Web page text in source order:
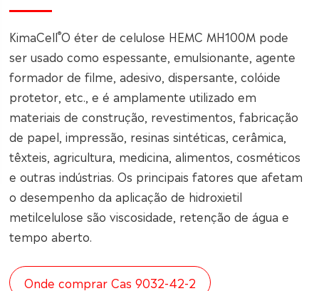
KimaCell®O éter de celulose HEMC MH100M pode
ser usado como espessante, emulsionante, agente
formador de filme, adesivo, dispersante, colóide
protetor, etc., e é amplamente utilizado em
materiais de construção, revestimentos, fabricação
de papel, impressão, resinas sintéticas, cerâmica,
têxteis, agricultura, medicina, alimentos, cosméticos
e outras indústrias. Os principais fatores que afetam
o desempenho da aplicação de hidroxietil
metilcelulose são viscosidade, retenção de água e
tempo aberto.
Onde comprar Cas 9032-42-2